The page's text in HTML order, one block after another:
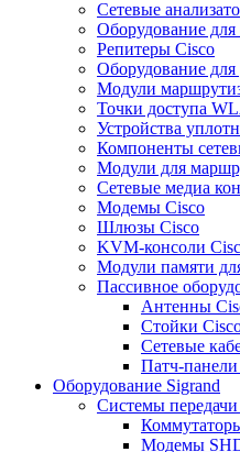
Сетевые
Оборудование
Репитеры Cisco
Оборудование
Модули
Точки доступа
Устройства
Компоненты
Модули для
Сетевые медиа
Модемы Cisco
Шлюзы Cisco
KVM-консоли
Модули памяти
Пассивное
Антенны
Стойки
Сетевые
Патч-
Оборудование Sigrand
Системы
Модемы